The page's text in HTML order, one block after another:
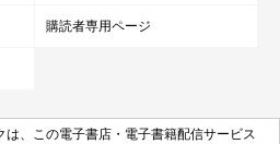
購読者専用ページ
は、この電子書店・電子書籍配信サービス